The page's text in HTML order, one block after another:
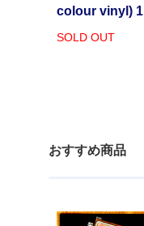
colour vinyl)
SOLD OUT
おすすめ商品